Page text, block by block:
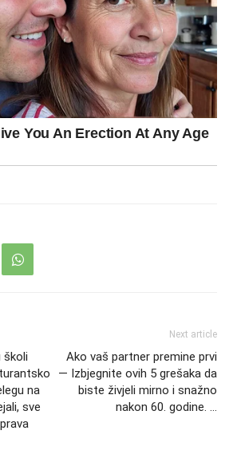
školi
na
sve
Next article
Ako vaš partner premine prvi
— Izbjegnite ovih 5 grešaka da
biste živjeli mirno i snažno
nakon 60. godine. …